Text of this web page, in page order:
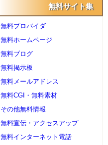
無料サイト集
無料プロバイダ
無料ホームページ
無料ブログ
無料掲示板
無料メールアドレス
無料CGI・無料素材
その他無料情報
無料宣伝・アクセスアップ
無料インターネット電話